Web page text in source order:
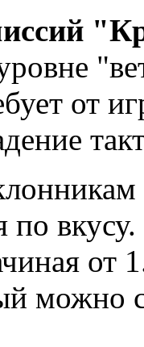
от
по
от
можно